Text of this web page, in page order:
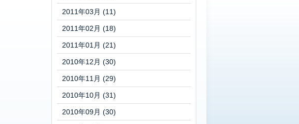
2011年03月 (11)
2011年02月 (18)
2011年01月 (21)
2010年12月 (30)
2010年11月 (29)
2010年10月 (31)
2010年09月 (30)